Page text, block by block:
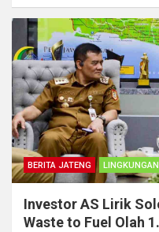
BERITA JATENG
Investor AS Lirik
Waste to Fuel Olah